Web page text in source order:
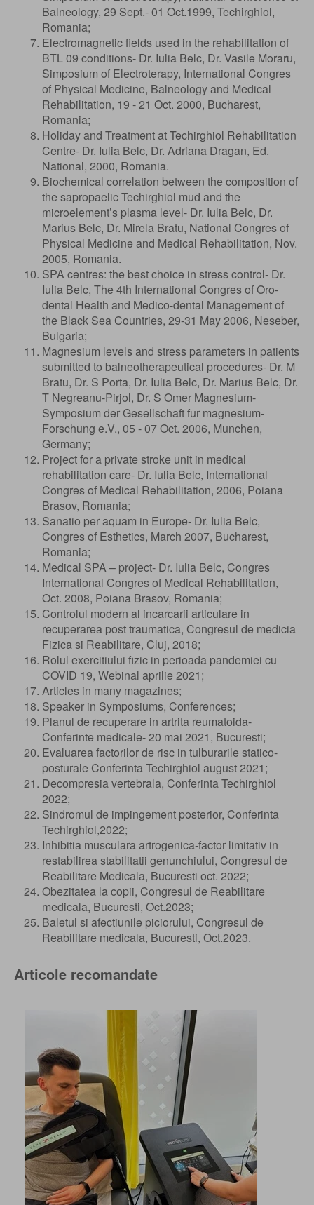
Balneology, 29 Sept.- 01 Oct.1999, Techirghiol,
Romania;
Electromagnetic fields used in the rehabilitation of
BTL 09 conditions- Dr. Iulia Belc, Dr. Vasile Moraru,
Simposium of Electroterapy, International Congres
of Physical Medicine, Balneology and Medical
Rehabilitation, 19 - 21 Oct. 2000, Bucharest,
Romania;
Holiday and Treatment at Techirghiol Rehabilitation
Centre- Dr. Iulia Belc, Dr. Adriana Dragan, Ed.
National, 2000, Romania.
Biochemical correlation between the composition of
the sapropaelic Techirghiol mud and the
microelement’s plasma level- Dr. Iulia Belc, Dr.
Marius Belc, Dr. Mirela Bratu, National Congres of
Physical Medicine and Medical Rehabilitation, Nov.
2005, Romania.
SPA centres: the best choice in stress control- Dr.
Iulia Belc, The 4th International Congres of Oro-
dental Health and Medico-dental Management of
the Black Sea Countries, 29-31 May 2006, Neseber,
Bulgaria;
Magnesium levels and stress parameters in patients
submitted to balneotherapeutical procedures- Dr. M
Bratu, Dr. S Porta, Dr. Iulia Belc, Dr. Marius Belc, Dr.
T Negreanu-Pirjol, Dr. S Omer Magnesium-
Symposium der Gesellschaft fur magnesium-
Forschung e.V., 05 - 07 Oct. 2006, Munchen,
Germany;
Project for a private stroke unit in medical
rehabilitation care- Dr. Iulia Belc, International
Congres of Medical Rehabilitation, 2006, Poiana
Brasov, Romania;
Sanatio per aquam in Europe- Dr. Iulia Belc,
Congres of Esthetics, March 2007, Bucharest,
Romania;
Medical SPA – project- Dr. Iulia Belc, Congres
International Congres of Medical Rehabilitation,
Oct. 2008, Poiana Brasov, Romania;
Controlul modern al incarcarii articulare in
recuperarea post traumatica, Congresul de medicia
Fizica si Reabilitare, Cluj, 2018;
Rolul exercitiului fizic in perioada pandemiei cu
COVID 19, Webinal aprilie 2021;
Articles in many magazines;
Speaker in Symposiums, Conferences;
Planul de recuperare in artrita reumatoida-
Conferinte medicale- 20 mai 2021, Bucuresti;
Evaluarea factorilor de risc in tulburarile statico-
posturale Conferinta Techirghiol august 2021;
Decompresia vertebrala, Conferinta Techirghiol
2022;
Sindromul de impingement posterior, Conferinta
Techirghiol,2022;
Inhibitia musculara artrogenica-factor limitativ in
restabilirea stabilitatii genunchiului, Congresul de
Reabilitare Medicala, Bucuresti oct. 2022;
Obezitatea la copii, Congresul de Reabilitare
medicala, Bucuresti, Oct.2023;
Baletul si afectiunile piciorului, Congresul de
Reabilitare medicala, Bucuresti, Oct.2023.
Articole recomandate